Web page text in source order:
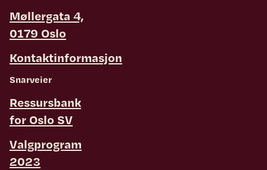
Møllergata 4,
0179 Oslo
Kontaktinformasjon
Snarveier
Ressursbank
for Oslo SV
Valgprogram
2023